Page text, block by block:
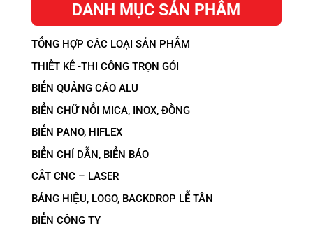
DANH MỤC SẢN PHẨM
TỔNG HỢP CÁC LOẠI SẢN PHẨM
THIẾT KẾ -THI CÔNG TRỌN GÓI
BIỂN QUẢNG CÁO ALU
BIỂN CHỮ NỔI MICA, INOX, ĐỒNG
BIỂN PANO, HIFLEX
BIỂN CHỈ DẪN, BIỂN BÁO
CẮT CNC – LASER
BẢNG HIỆU, LOGO, BACKDROP LỄ TÂN
BIỂN CÔNG TY